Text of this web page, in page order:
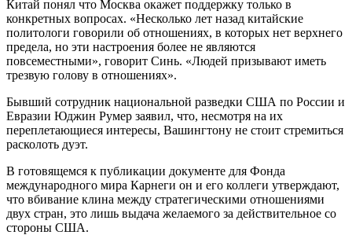
Китай понял что Москва окажет поддержку только в
конкретных вопросах. «Несколько лет назад китайские
политологи говорили об отношениях, в которых нет верхнего
предела, но эти настроения более не являются
повсеместными», говорит Синь. «Людей призывают иметь
трезвую голову в отношениях».
Бывший сотрудник национальной разведки США по России и
Евразии Юджин Румер заявил, что, несмотря на их
переплетающиеся интересы, Вашингтону не стоит стремиться
расколоть дуэт.
В готовящемся к публикации документе для Фонда
международного мира Карнеги он и его коллеги утверждают,
что вбивание клина между стратегическими отношениями
двух стран, это лишь выдача желаемого за действительное со
стороны США.